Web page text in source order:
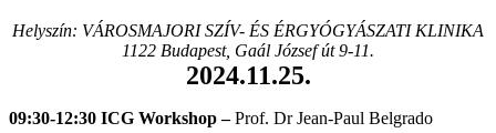
Helyszín: VÁROSMAJORI SZÍV- ÉS ÉRGYÓGYÁSZATI KLINIKA
1122 Budapest, Gaál József út 9-11.
2024.11.25.
09:30-12:30 ICG Workshop –Prof. Dr Jean-Paul Belgrado